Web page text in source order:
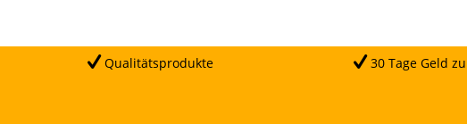
Qualitätsprodukte 30 Tage Geld